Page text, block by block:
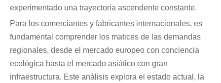
experimentado una trayectoria ascendente constante.
Para los comerciantes y fabricantes internacionales, es
fundamental comprender los matices de las demandas
regionales, desde el mercado europeo con conciencia
ecológica hasta el mercado asiático con gran
infraestructura. Este análisis explora el estado actual, la